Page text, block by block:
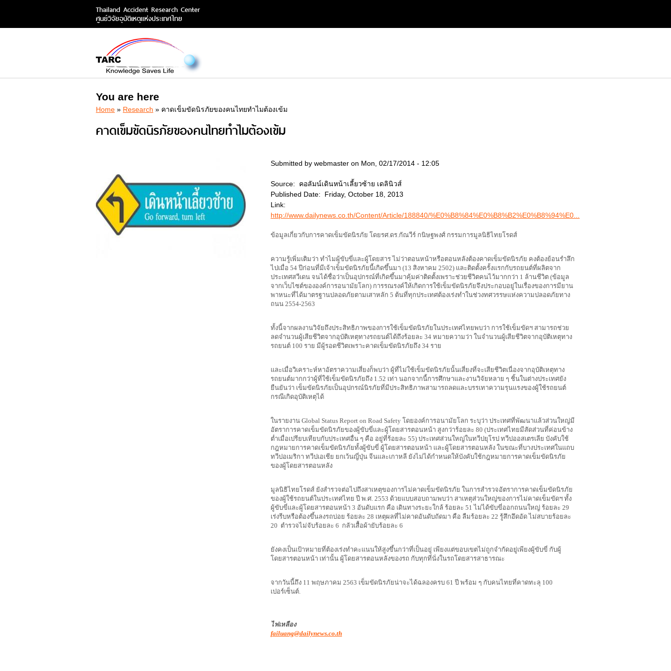
Thailand Accident Research Center
ศูนย์วิจัยอุบัติเหตุแห่งประเทศไทย
You are here
Home » Research » คาดเข็มขัดนิรภัยของคนไทยทำไมต้องเข้ม
คาดเข็มขัดนิรภัยของคนไทยทำไมต้องเข้ม
Submitted by webmaster on Mon, 02/17/2014 - 12:05
Source:
คอลัมน์เดินหน้าเลี้ยวซ้าย เดลินิวส์
Published Date:
Friday, October 18, 2013
Link:
http://www.dailynews.co.th/Content/Article/188840/%E0%B8%84%E0%B8%B2%E0%B8%94%E0...
ข้อมูลเกี่ยวกับการคาดเข็มขัดนิรภัย โดยรศ.ดร.กัณวีร์ กนิษฐพงศ์ กรรมการมูลนิธิไทยโรดส์
ความรู้เพิ่มเติมว่า ทำไมผู้ขับขี่และผู้โดยสาร ไม่ว่าตอนหน้าหรือตอนหลังต้องคาดเข็มขัดนิรภัย คงต้องย้อนรำลึก
ไปเมื่อ 54 ปีก่อนที่มีเจ้าเข็มขัดนิรภัยนี้เกิดขึ้นมา (13 สิงหาคม 2502) และติดตั้งครั้งแรกกับรถยนต์ที่ผลิตจาก
ประเทศสวีเดน จนได้ชื่อว่าเป็นอุปกรณ์ที่เกิดขึ้นมาคุ้มค่าติดตั้งเพราะช่วยชีวิตคนไว้มากกว่า 1 ล้านชีวิต (ข้อมูล
จากเว็บไซต์ขององค์การอนามัยโลก) การรณรงค์ให้เกิดการใช้เข็มขัดนิรภัยจึงประกอบอยู่ในเรื่องของการมียาน
พาหนะที่ได้มาตรฐานปลอดภัยตามเสาหลัก 5 ต้นที่ทุกประเทศต้องเร่งทำในช่วงทศวรรษแห่งความปลอดภัยทาง
ถนน 2554-2563
ทั้งนี้จากผลงานวิจัยถึงประสิทธิภาพของการใช้เข็มขัดนิรภัยในประเทศไทยพบว่า การใช้เข็มขัดฯ สามารถช่วย
ลดจำนวนผู้เสียชีวิตจากอุบัติเหตุทางรถยนต์ได้ถึงร้อยละ 34 หมายความว่า ในจำนวนผู้เสียชีวิตจากอุบัติเหตุทาง
รถยนต์ 100 ราย มีผู้รอดชีวิตเพราะคาดเข็มขัดนิรภัยถึง 34 ราย
และเมื่อวิเคราะห์หาอัตราความเสี่ยงก็พบว่า ผู้ที่ไม่ใช้เข็มขัดนิรภัยนั้นเสี่ยงที่จะเสียชีวิตเนื่องจากอุบัติเหตุทาง
รถยนต์มากกว่าผู้ที่ใช้เข็มขัดนิรภัยถึง 1.52 เท่า นอกจากนี้การศึกษาและงานวิจัยหลาย ๆ ชิ้นในต่างประเทศยัง
ยืนยันว่า เข็มขัดนิรภัยเป็นอุปกรณ์นิรภัยที่มีประสิทธิภาพสามารถลดและบรรเทาความรุนแรงของผู้ใช้รถยนต์
กรณีเกิดอุบัติเหตุได้
ในรายงาน Global Status Report on Road Safety โดยองค์การอนามัยโลก ระบุว่า ประเทศที่พัฒนาแล้วส่วนใหญ่มี
อัตราการคาดเข็มขัดนิรภัยของผู้ขับขี่และผู้โดยสารตอนหน้า สูงกว่าร้อยละ 80 (ประเทศไทยมีสัดส่วนที่ค่อนข้าง
ต่ำเมื่อเปรียบเทียบกับประเทศอื่น ๆ คือ อยู่ที่ร้อยละ 55) ประเทศส่วนใหญ่ในทวีปยุโรป ทวีปออสเตรเลีย บังคับใช้
กฎหมายการคาดเข็มขัดนิรภัยทั้งผู้ขับขี่ ผู้โดยสารตอนหน้า และผู้โดยสารตอนหลัง ในขณะที่บางประเทศในแถบ
ทวีปอเมริกา ทวีปเอเชีย ยกเว้นญี่ปุ่น จีนและเกาหลี ยังไม่ได้กำหนดให้บังคับใช้กฎหมายการคาดเข็มขัดนิรภัย
ของผู้โดยสารตอนหลัง
มูลนิธิไทยโรดส์ ยังสำรวจต่อไปถึงสาเหตุของการไม่คาดเข็มขัดนิรภัย ในการสำรวจอัตราการคาดเข็มขัดนิรภัย
ของผู้ใช้รถยนต์ในประเทศไทย ปี พ.ศ. 2553 ด้วยแบบสอบถามพบว่า สาเหตุส่วนใหญ่ของการไม่คาดเข็มขัดฯ ทั้ง
ผู้ขับขี่และผู้โดยสารตอนหน้า 3 อันดับแรก คือ เดินทางระยะใกล้ ร้อยละ 51 ไม่ได้ขับขี่ออกถนนใหญ่ ร้อยละ 29
เร่งรีบหรือต้องขึ้นลงรถบ่อย ร้อยละ 28 เหตุผลที่ไม่คาดอันดับถัดมา คือ ลืมร้อยละ 22 รู้สึกอึดอัด ไม่สบายร้อยละ
20 ตำรวจไม่จับร้อยละ 6 กลัวเสื้อผ้ายับร้อยละ 6
ยังคงเป็นเป้าหมายที่ต้องเร่งทำคะแนนให้สูงขึ้นกว่าที่เป็นอยู่ เพียงแต่ขอบเขตไม่ถูกจำกัดอยู่เพียงผู้ขับขี่ กับผู้
โดยสารตอนหน้า เท่านั้น ผู้โดยสารตอนหลังของรถ กับทุกที่นั่งในรถโดยสารสาธารณะ
จากวันนี้ถึง 11 พฤษภาคม 2563 เข็มขัดนิรภัยน่าจะได้ฉลองครบ 61 ปี พร้อม ๆ กับคนไทยที่คาดทะลุ 100
เปอร์เซ็นต์.
ไฟเหลือง
failuang@dailynews.co.th